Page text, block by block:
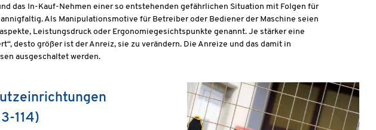
das In-Kauf-Nehmen einer so entstehenden gefährlichen Situation mit Folgen für
Als Manipulationsmotive für Betreiber oder Bediener der Maschine seien
Leistungsdruck oder Ergonomiegesichtspunkte genannt. Je stärker eine
desto größer ist der Anreiz, sie zu verändern. Die Anreize und das damit in
ausgeschaltet werden.
114)